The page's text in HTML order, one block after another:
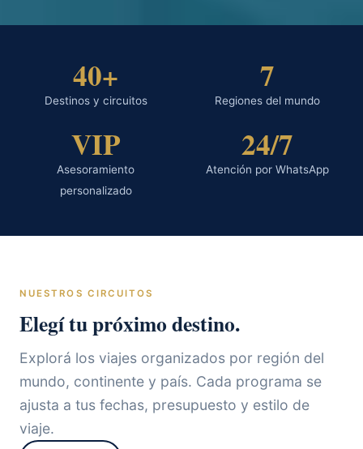
40+
Destinos y circuitos
7
Regiones del mundo
VIP
Asesoramiento
personalizado
24/7
Atención por WhatsApp
NUESTROS CIRCUITOS
Elegí tu próximo destino.
Explorá los viajes organizados por región del
mundo, continente y país. Cada programa se
ajusta a tus fechas, presupuesto y estilo de
viaje.